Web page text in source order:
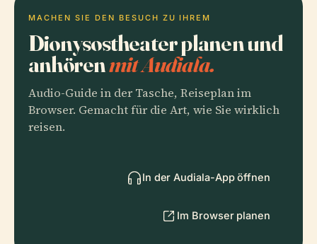
MACHEN SIE DEN BESUCH ZU IHREM
Dionysostheater planen und
anhörenmit Audiala.
Audio-Guide in der Tasche, Reiseplan im
Browser. Gemacht für die Art, wie Sie wirklich
reisen.
In der Audiala-App öffnen
Im Browser planen